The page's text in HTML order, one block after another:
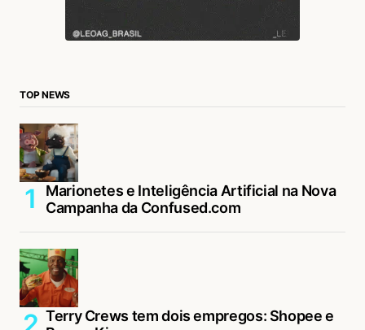
TOP NEWS
Marionetes e Inteligência Artificial na Nova
Campanha da Confused.com
Terry Crews tem dois empregos: Shopee e